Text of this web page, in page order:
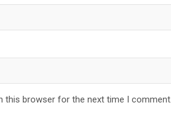
this browser for the next time I comment.